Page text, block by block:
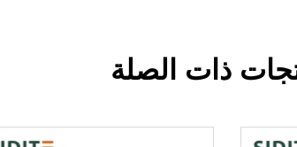
ذات الصلة